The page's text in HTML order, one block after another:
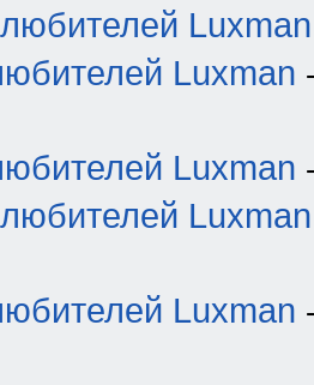
Luxman
Luxman
Luxman
Luxman
Luxman